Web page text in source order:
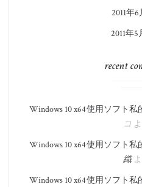
2011年6
2011年5
recent
Windows 10 x64 使用ソフト私
コ
Windows 10 x64 使用ソフト私
織よ
Windows 10 x64 使用ソフト私